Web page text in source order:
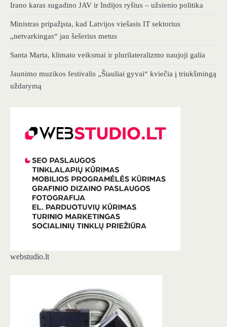
Irano karas sugadino JAV ir Indijos ryšius – užsienio politika
Ministras pripažįsta, kad Latvijos viešasis IT sektorius
„netvarkingas“ jau šešerius metus
Santa Marta, klimato veiksmai ir plurilateralizmo naujoji galia
Jaunimo muzikos festivalis „Šiauliai gyvai“ kviečia į triukšmingą
uždarymą
webstudio.lt